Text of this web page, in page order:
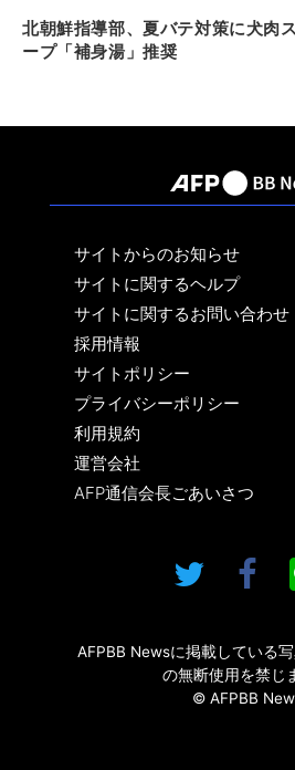
北朝鮮指導部、夏バテ対策に犬肉ス
ープ「補身湯」推奨
サイトからのお知らせ
サイトに関するヘルプ
サイトに関するお問い合わせ
採用情報
サイトポリシー
プライバシーポリシー
利用規約
運営会社
AFP通信会長ごあいさつ
AFPBB Newsに掲載している
の無断使用を禁じ
© AFPBB